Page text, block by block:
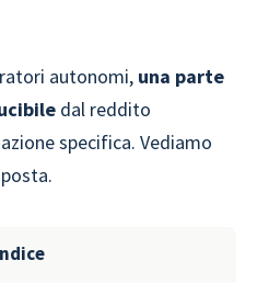
autonomi, una parte
dal reddito
specifica. Vediamo